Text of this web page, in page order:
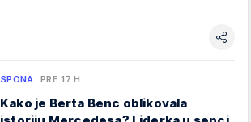
SPONA PRE 17 H
Kako je Berta Benc oblikovala